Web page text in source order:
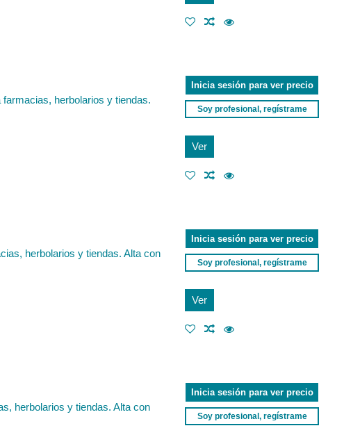
herbolarios y tiendas.
Inicia sesión para ver precio
Soy profesional, regístrame
Ver
herbolarios y tiendas. Alta con
Inicia sesión para ver precio
Soy profesional, regístrame
Ver
herbolarios y tiendas. Alta con
Inicia sesión para ver precio
Soy profesional, regístrame